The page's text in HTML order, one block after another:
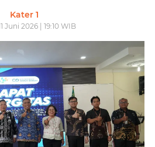
Kater 1
Juni 2026 | 19:10 WIB